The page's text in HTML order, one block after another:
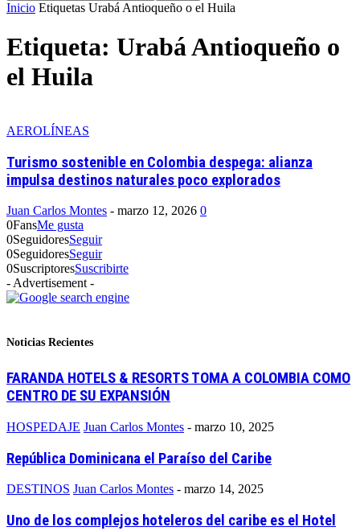
Inicio Etiquetas Urabá Antioqueño o el Huila
Etiqueta: Urabá Antioqueño o
el Huila
AEROLÍNEAS
Turismo sostenible en Colombia despega: alianza
impulsa destinos naturales poco explorados
Juan Carlos Montes - marzo 12, 2026 0
0FansMe gusta
0SeguidoresSeguir
0SeguidoresSeguir
0SuscriptoresSuscribirte
- Advertisement -
Noticias Recientes
FARANDA HOTELS & RESORTS TOMA A COLOMBIA COMO
CENTRO DE SU EXPANSIÓN
HOSPEDAJE Juan Carlos Montes - marzo 10, 2025
República Dominicana el Paraíso del Caribe
DESTINOS Juan Carlos Montes - marzo 14, 2025
Uno de los complejos hoteleros del caribe es el Hotel